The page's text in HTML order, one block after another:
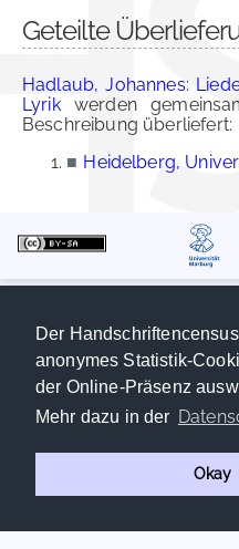
Der
anonymes Statistik-
der Online-Präsenz
Mehr dazu in der
Okay
Geteilte
Hadlaub, Johannes:
Lyrikwerden
Beschreibung überliefert:
■ Heidelberg,